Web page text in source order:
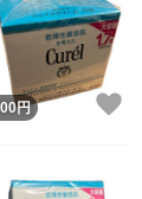
！
円